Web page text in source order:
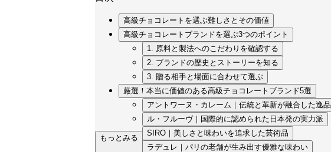
高級チョコレートを選ぶ難しさとその価値
高級チョコレートブランドを選ぶ3つのポイント
1. 原料と製法へのこだわりを確認する
2. ブランドの歴史とストーリーを知る
3. 贈る相手と場面に合わせて選ぶ
厳選！本当に価値のある高級チョコレートブランド5選
アントワーヌ・カレーム｜伝統と革新が融合した逸品
ル・フルーヴ｜国際的に認められた日本発の実力派
SIRO｜美しさと味わいを追求した芸術品
ラデュレ｜パリの老舗が生み出す優雅な味わい
もっとみる